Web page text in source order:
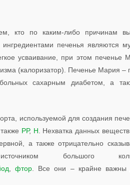
кто по каким-либо причинам
печенья являются
усваивание, при этом
(калоризатор). Печенье Мария
сахарным диабетом, а
используемой для создания
также РР, Н . Нехватка данных
а также отрицательно
большого
,фтор . Все они – крайне важны